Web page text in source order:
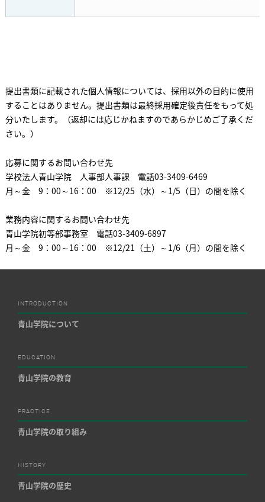
提出書類に記載された個人情報については、採用以外の目的に使用
することはありません。提出書類は最終採用確定後責任をもって処
分いたします。（返却には応じかねますのであらかじめご了承くだ
さい。）
応募に関するお問い合わせ先
学校法人青山学院 人事部人事課 電話03-3409-6469
月～金 9：00～16：00 ※12/25（水）～1/5（日）の間を除く
業務内容に関するお問い合わせ先
青山学院初等部事務室 電話03-3409-6897
月～金 9：00～16：00 ※12/21（土）～1/6（月）の間を除く
INTRODUCTION
青山学院について
EDUCATION
青山学院の教育
PRACTICE
青山学院の取り組み
HISTORY
青山学院の歴史